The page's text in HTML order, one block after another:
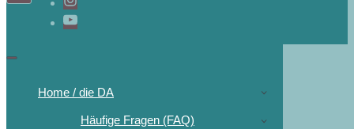
Home / die DA
Häufige Fragen (FAQ)